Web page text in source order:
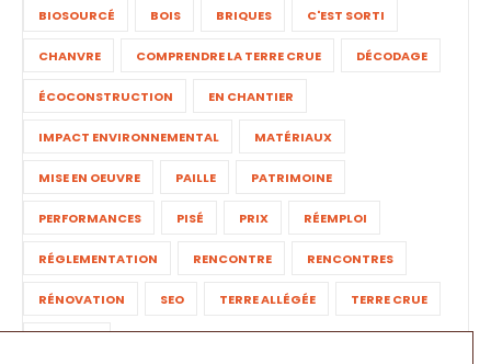
BIOSOURCÉ BOIS BRIQUES C'EST SORTI
CHANVRE COMPRENDRE LA TERRE CRUE DÉCODAGE
ÉCOCONSTRUCTION EN CHANTIER
IMPACT ENVIRONNEMENTAL MATÉRIAUX
MISE EN OEUVRE PAILLE PATRIMOINE
PERFORMANCES PISÉ PRIX RÉEMPLOI
RÉGLEMENTATION RENCONTRE RENCONTRES
RÉNOVATION SEO TERRE ALLÉGÉE TERRE CRUE